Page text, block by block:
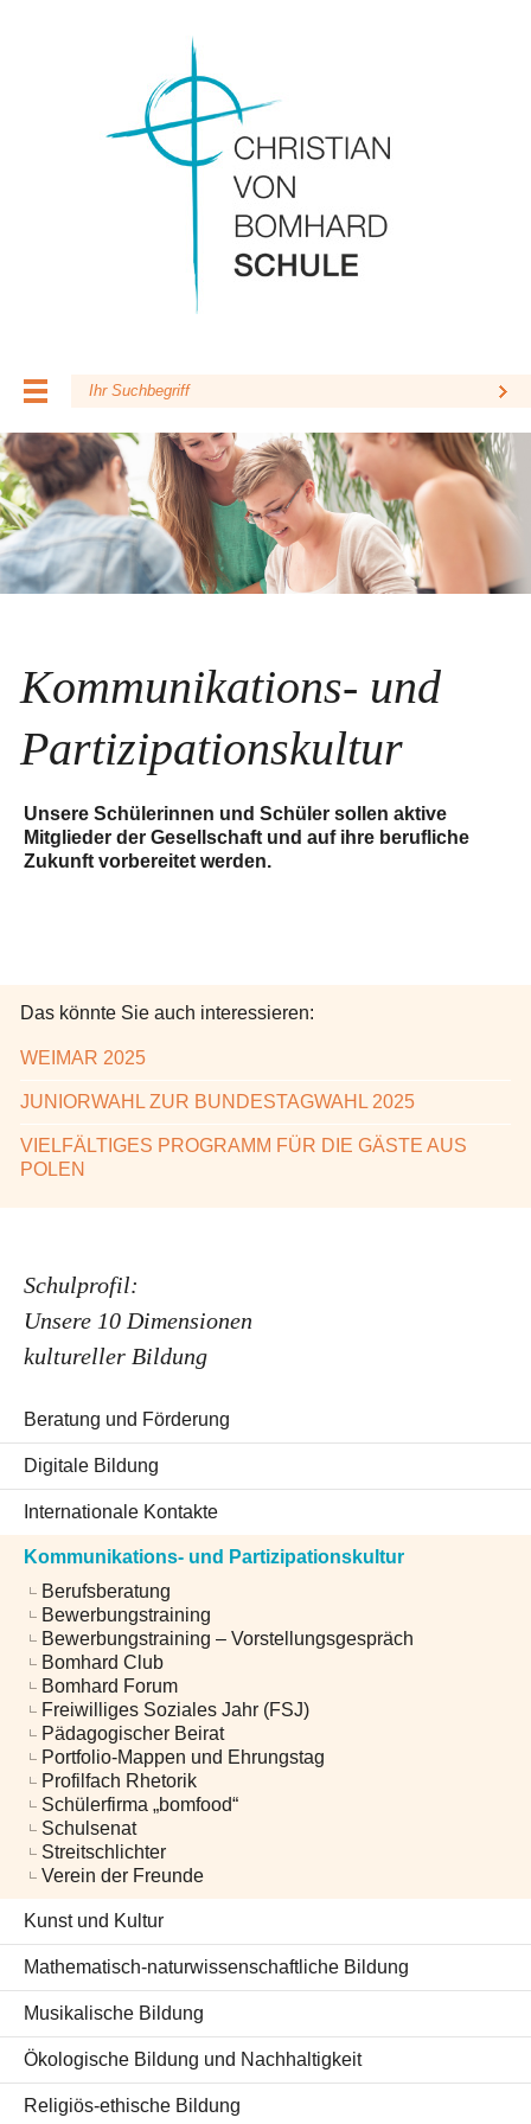
Kommunikations- und
Partizipationskultur
Unsere Schülerinnen und Schüler sollen aktive
Mitglieder der Gesellschaft und auf ihre berufliche
Zukunft vorbereitet werden.
Das könnte Sie auch interessieren:
WEIMAR 2025
JUNIORWAHL ZUR BUNDESTAGWAHL 2025
VIELFÄLTIGES PROGRAMM FÜR DIE GÄSTE AUS
POLEN
Schulprofil:
Unsere 10 Dimensionen
kultureller Bildung
Beratung und Förderung
Digitale Bildung
Internationale Kontakte
Kommunikations- und Partizipationskultur
Berufsberatung
Bewerbungstraining
Bewerbungstraining – Vorstellungsgespräch
Bomhard Club
Bomhard Forum
Freiwilliges Soziales Jahr (FSJ)
Pädagogischer Beirat
Portfolio-Mappen und Ehrungstag
Profilfach Rhetorik
Schülerfirma „bomfood“
Schulsenat
Streitschlichter
Verein der Freunde
Kunst und Kultur
Mathematisch-naturwissenschaftliche Bildung
Musikalische Bildung
Ökologische Bildung und Nachhaltigkeit
Religiös-ethische Bildung